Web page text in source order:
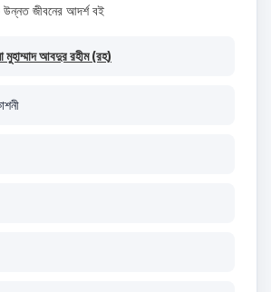
জীবনের আদর্শ বই
মুহাম্মাদ আবদুর রহীম (রহ)